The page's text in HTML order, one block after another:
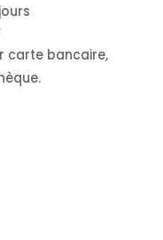
carte bancaire,